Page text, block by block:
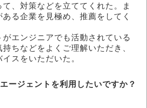
、対策などを立ててくれた。ま
る企業を見極め、推薦をしてく
がエンジニアでも活動されている
ちなどをよくご理解いただき、
スをいただいた。
ージェントを利用したいですか？